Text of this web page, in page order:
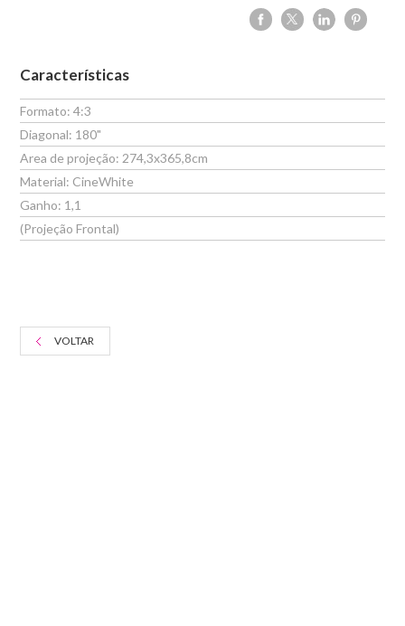
Características
Formato: 4:3
Diagonal: 180"
Area de projeção: 274,3x365,8cm
Material: CineWhite
Ganho: 1,1
(Projeção Frontal)
VOLTAR